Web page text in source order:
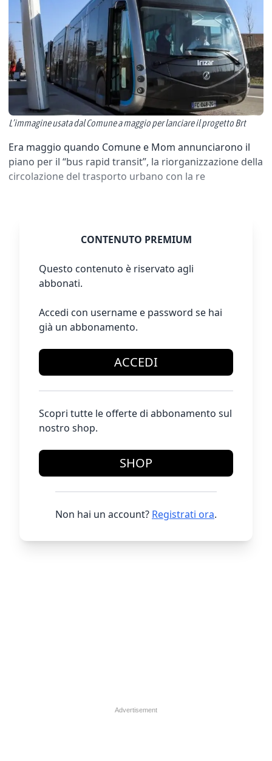
L’immagine usata dal Comune a maggio per lanciare il progetto Brt
Era maggio quando Comune e Mom annunciarono il
piano per il “bus rapid transit”, la riorganizzazione della
circolazione del trasporto urbano con la re
CONTENUTO PREMIUM
Questo contenuto è riservato agli
abbonati.
Accedi con username e password se hai
già un abbonamento.
ACCEDI
Scopri tutte le offerte di abbonamento sul
nostro shop.
SHOP
Non hai un account? Registrati ora.